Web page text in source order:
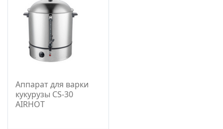
Аппарат для варки
кукурузы CS-30
AIRHOT